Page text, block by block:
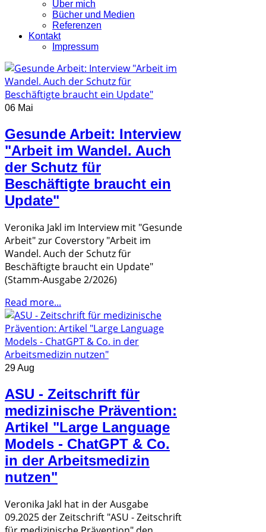
Über mich
Bücher und Medien
Referenzen
Kontakt
Impressum
06 Mai
Gesunde Arbeit: Interview
"Arbeit im Wandel. Auch
der Schutz für
Beschäftigte braucht ein
Update"
Veronika Jakl im Interview mit "Gesunde
Arbeit" zur Coverstory "Arbeit im
Wandel. Auch der Schutz für
Beschäftigte braucht ein Update"
(Stamm-Ausgabe 2/2026)
Read more...
29 Aug
ASU - Zeitschrift für
medizinische Prävention:
Artikel "Large Language
Models - ChatGPT & Co.
in der Arbeitsmedizin
nutzen"
Veronika Jakl hat in der Ausgabe
09.2025 der Zeitschrift "ASU - Zeitschrift